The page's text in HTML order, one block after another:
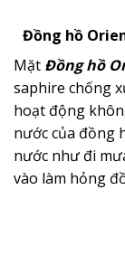
Đồng hồ
Mặt Đồng hồ
saphire chống
hoạt động
nước của đồng
nước như đi
vào làm hỏng